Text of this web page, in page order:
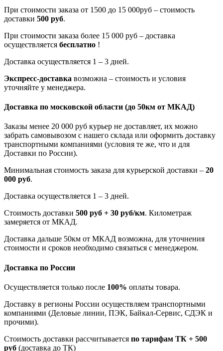
При стоимости заказа от 1500 до 15 000руб – стоимость
доставки 500 руб.
При стоимости заказа более 15 000 руб – доставка
осуществляется бесплатно !
Доставка осуществляется 1 – 3 дней.
Экспресс-доставка возможна – стоимость и условия
уточняйте у менеджера.
Доставка по московской области (до 50км от МКАД)
Заказы менее 20 000 руб курьер не доставляет, их можно
забрать самовывозом с нашего склада или оформить доставку
транспортными компаниями (условия те же, что и для
Доставки по России).
Минимальная стоимость заказа для курьерской доставки – 20
000 руб.
Доставка осуществляется 1 – 3 дней.
Стоимость доставки 500 руб + 30 руб/км. Километраж
замеряется от МКАД.
Доставка дальше 50км от МКАД возможна, для уточнения
стоимости и сроков необходимо связаться с менеджером.
Доставка по России
Осуществляется только после 100% оплаты товара.
Доставку в регионы России осуществляем транспортными
компаниями (Деловые линии, ПЭК, Байкал-Сервис, СДЭК и
прочими).
Стоимость доставки рассчитывается по тарифам ТК + 500
руб (доставка до ТК)